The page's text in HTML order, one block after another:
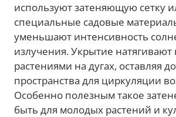
используют затеняющую сетку
специальные садовые
уменьшают интенсивность
излучения. Укрытие натягивают
растениями на дугах, оставляя
пространства для циркуляции
Особенно полезным такое
быть для молодых растений и